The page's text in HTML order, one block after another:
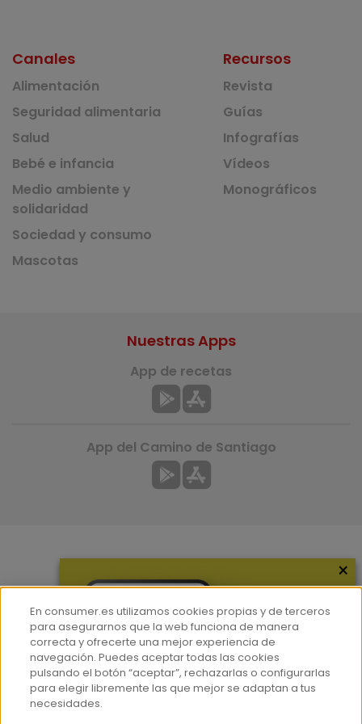
Canales
Alimentación
Seguridad alimentaria
Salud
Bebé e infancia
Medio ambiente y
solidaridad
Sociedad y consumo
Mascotas
Recursos
Revista
Guías
Infografías
Vídeos
Monográficos
Hemeroteca
Contacto
Prensa
Corpus Lingüístico Consumer
Nuestras Apps
App de recetas
App del Camino de Santiago
×
En consumer.es utilizamos cookies propias y de terceros
para asegurarnos que la web funciona de manera
correcta y ofrecerte una mejor experiencia de
navegación. Puedes aceptar todas las cookies
pulsando el botón “aceptar”, rechazarlas o configurarlas
para elegir libremente las que mejor se adaptan a tus
necesidades.